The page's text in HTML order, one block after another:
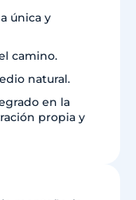
única y
camino.
natural.
en la
propia y